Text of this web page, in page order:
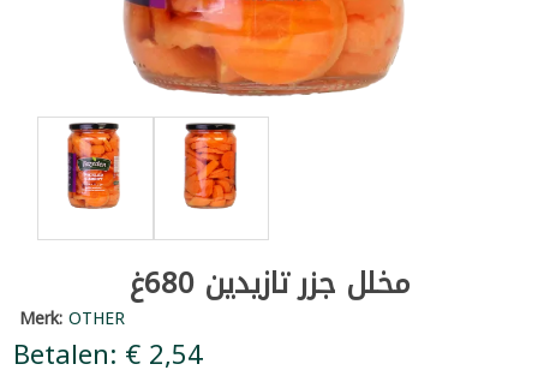
مخلل جزر تازيدين 680غ
Merk:OTHER
Betalen: € 2,54